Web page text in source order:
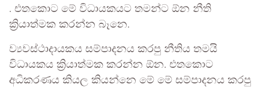
. එතකොට මේ විධායකයට තමන්ට ඕන නීති
ක්‍රියාත්මක කරන්න බෑනෙ.
ව්‍යවස්ථාදායකය සම්පාදනය කරපු නීතිය තමයි
විධායකය ක්‍රියාත්මක කරන්න ඕන. එතකොට
අධිකරණය කියල කියන්නෙ මේ මේ සම්පාදනය කරපු